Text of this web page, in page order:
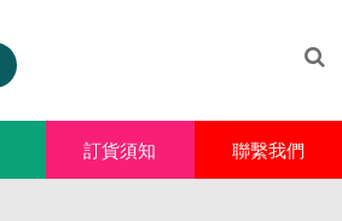
訂貨須知 聯繫我們